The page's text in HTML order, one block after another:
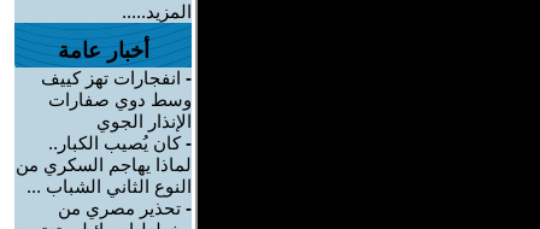
المزيد.....
أخبار عامة
- انفجارات تهز كييف
وسط دوي صفارات
الإنذار الجوي
-كان يُصيب الكبار..
لماذا يهاجم السكري من
النوع الثاني الشباب ...
- تحذير مصري من